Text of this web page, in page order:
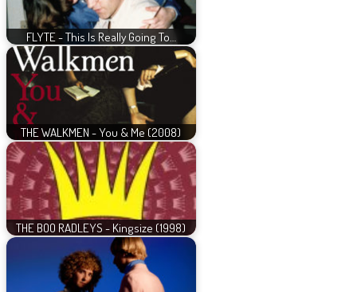
FLYTE - This Is Really Going To…
THE WALKMEN - You & Me (2008)
THE BOO RADLEYS - Kingsize (1998)